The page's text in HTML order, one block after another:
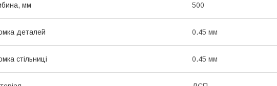
мм 500
деталей 0.45 мм
стільниці 0.45 мм